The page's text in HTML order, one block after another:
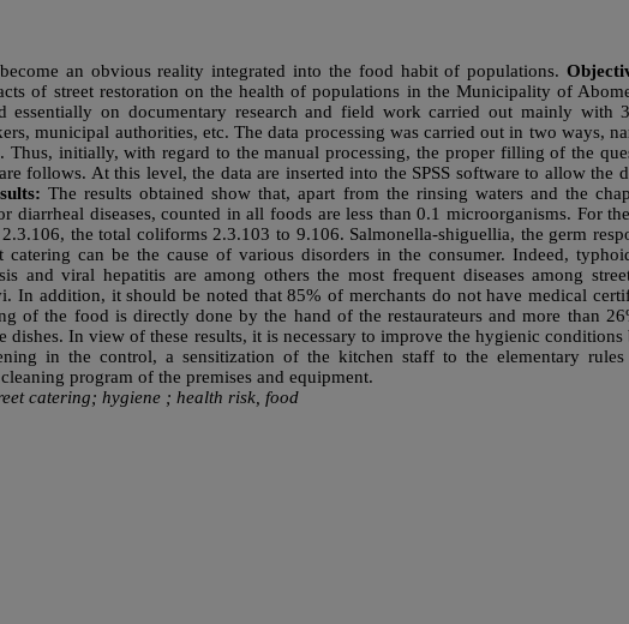
an obvious reality integrated into the food habit of populations.
of street restoration on the health of populations in the Municipality of
essentially on documentary research and field work carried out mainly with
municipal authorities, etc. The data processing was carried out in two ways,
Thus, initially, with regard to the manual processing, the proper filling of the
follows. At this level, the data are inserted into the SPSS software to allow the
The results obtained show that, apart from the rinsing waters and the
diarrheal diseases, counted in all foods are less than 0.1 microorganisms. For
the total coliforms 2.3.103 to 9.106. Salmonella-shiguellia, the germ
catering can be the cause of various disorders in the consumer. Indeed,
and viral hepatitis are among others the most frequent diseases among
In addition, it should be noted that 85% of merchants do not have medical
of the food is directly done by the hand of the restaurateurs and more than
dishes. In view of these results, it is necessary to improve the hygienic
in the control, a sensitization of the kitchen staff to the elementary
program of the premises and equipment.
catering; hygiene ; health risk, food